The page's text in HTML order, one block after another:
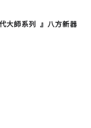
大師系列 』八方新器